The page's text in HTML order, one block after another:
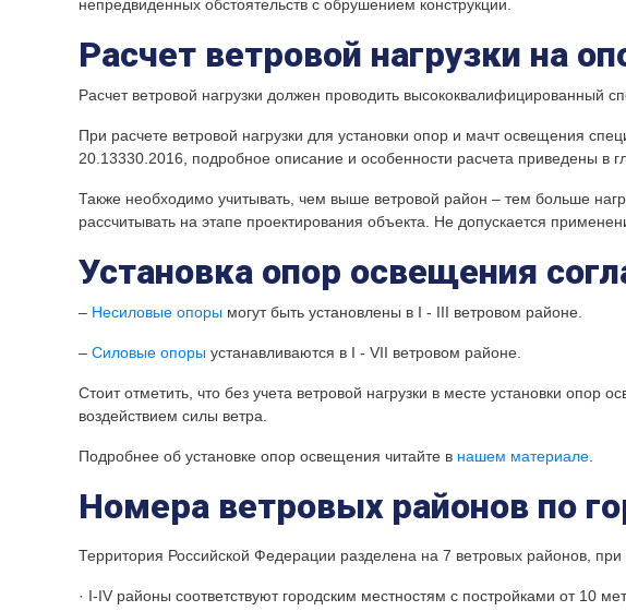
непредвиденных обстоятельств с обрушением конструкции.
Расчет ветровой нагрузки на
Расчет ветровой нагрузки должен проводить высококвалифицированный
При расчете ветровой нагрузки для установки опор и мачт освещения
20.13330.2016, подробное описание и особенности расчета приведены в
Также необходимо учитывать, чем выше ветровой район – тем больше
рассчитывать на этапе проектирования объекта. Не допускается
Установка опор освещения
– Несиловые опоры могут быть установлены в I - III ветровом районе.
– Силовые опоры устанавливаются в I - VII ветровом районе.
Стоит отметить, что без учета ветровой нагрузки в месте установки
воздействием силы ветра.
Подробнее об установке опор освещения читайте в нашем материале
Номера ветровых районов по
Территория Российской Федерации разделена на 7 ветровых районов, при
· I-IV районы соответствуют городским местностям с постройками от 10